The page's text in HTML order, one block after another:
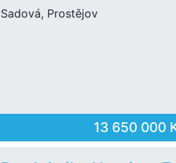
Sadová, Prostějov
13 650 000